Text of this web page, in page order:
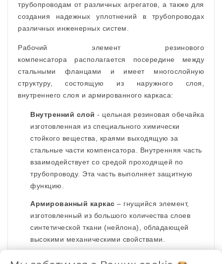
трубопроводам от различных агрегатов, а также для
создания надежных уплотнений в трубопроводах
различных инженерных систем.
Рабочий элемент резинового
компенсатора располагается посередине между
стальными фланцами и имеет многослойную
структуру, состоящую из наружного слоя,
внутреннего слоя и армированного каркаса:
Внутренний слой - цельная резиновая обечайка
изготовленная из специального химически
стойкого вещества, краями выходящую за
стальные части компенсатора. Внутренняя часть
взаимодействует со средой проходящей по
трубопроводу. Эта часть выполняет защитную
функцию.
Армированный каркас – гнущийся элемент,
изготовленный из большого количества слоев
синтетической ткани (нейлона), обладающей
высокими механическими свойствами.